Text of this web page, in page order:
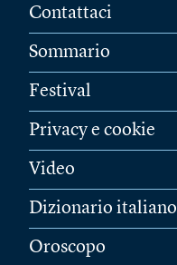
Contattaci
Sommario
Festival
Privacy e cookie
Video
Dizionario italiano
Oroscopo